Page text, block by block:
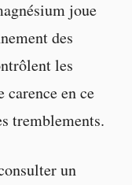
joue
des
les
carence en ce
tremblements.
un